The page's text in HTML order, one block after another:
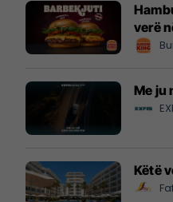
verë
Me ju
Këtë